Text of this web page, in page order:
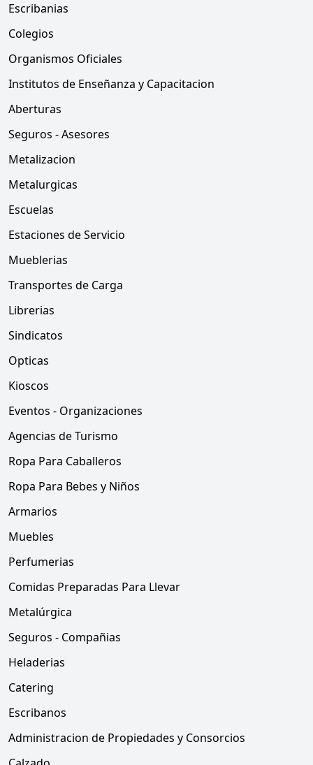
Escribanias
Colegios
Organismos Oficiales
Institutos de Enseñanza y Capacitacion
Aberturas
Seguros - Asesores
Metalizacion
Metalurgicas
Escuelas
Estaciones de Servicio
Mueblerias
Transportes de Carga
Librerias
Sindicatos
Opticas
Kioscos
Eventos - Organizaciones
Agencias de Turismo
Ropa Para Caballeros
Ropa Para Bebes y Niños
Armarios
Muebles
Perfumerias
Comidas Preparadas Para Llevar
Metalúrgica
Seguros - Compañias
Heladerias
Catering
Escribanos
Administracion de Propiedades y Consorcios